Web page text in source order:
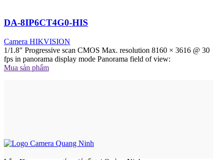
DA-8IP6CT4G0-HIS
Camera HIKVISION
1/1.8″ Progressive scan CMOS Max. resolution 8160 × 3616 @ 30
fps in panorama display mode Panorama field of view:
Mua sản phẩm